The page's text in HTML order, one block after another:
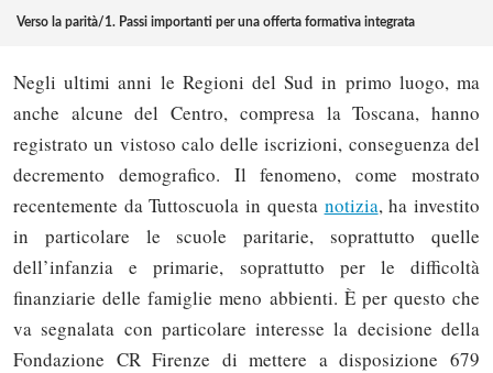
Verso la parità/1. Passi importanti per una offerta formativa integrata
Negli ultimi anni le Regioni del Sud in primo luogo, ma
anche alcune del Centro, compresa la Toscana, hanno
registrato un vistoso calo delle iscrizioni, conseguenza del
decremento demografico. Il fenomeno, come mostrato
recentemente da Tuttoscuola in questa notizia, ha investito
in particolare le scuole paritarie, soprattutto quelle
dell’infanzia e primarie, soprattutto per le difficoltà
finanziarie delle famiglie meno abbienti. È per questo che
va segnalata con particolare interesse la decisione della
Fondazione CR Firenze di mettere a disposizione 679